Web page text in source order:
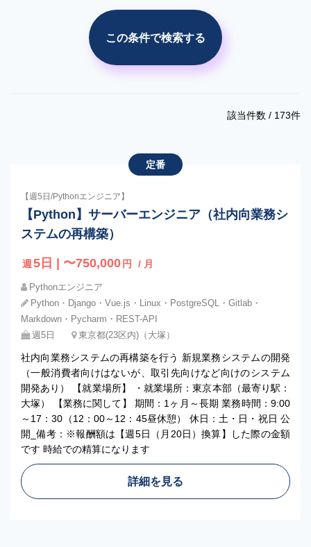
市場調査・分析 競合調査・分析
この条件で検索する
該当件数 / 173件
定番
【週5日/Pythonエンジニア】
【Python】サーバーエンジニア（社内向業務シ
ステムの再構築）
週 5日 | 〜750,000 円 / 月
Pythonエンジニア
Python・Django・Vue.js・Linux・PostgreSQL・Gitlab・
Markdown・Pycharm・REST-API
週5日
東京都(23区内)（大塚）
社内向業務システムの再構築を行う 新規業務システムの開発
（一般消費者向けはないが、取引先向けなど向けのシステム
開発あり） 【就業場所】 ・就業場所：東京本部（最寄り駅：
大塚） 【業務に関して】 期間：1ヶ月～長期 業務時間：9:00
～17：30（12：00～12：45昼休憩） 休日：土・日・祝日 公
開_備考：※報酬額は【週5日（月20日）換算】した際の金額
です 時給での精算になります
詳細を見る